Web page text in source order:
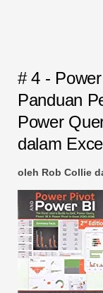
# 4 -
Panduan
Power
dalam
oleh Rob Collie